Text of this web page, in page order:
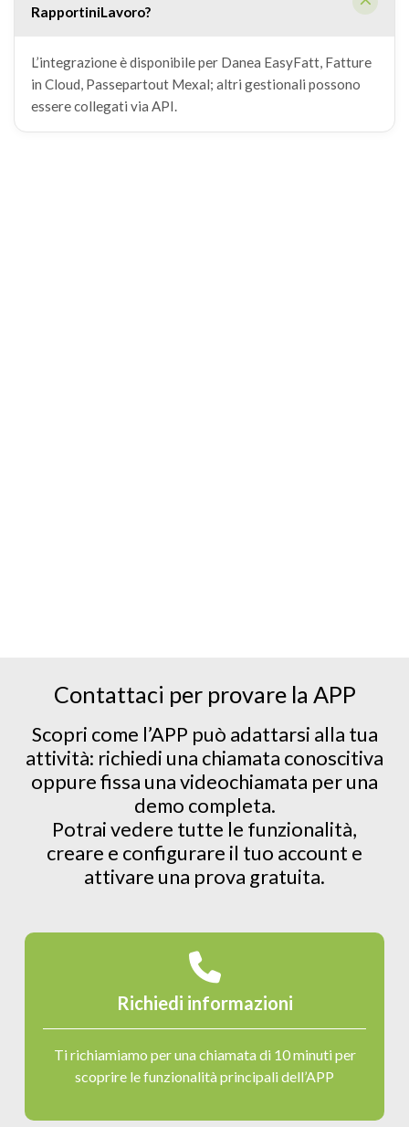
RapportiniLavoro?
L’integrazione è disponibile per Danea EasyFatt, Fatture
in Cloud, Passepartout Mexal; altri gestionali possono
essere collegati via API.
Contattaci per provare la APP
Scopri come l’APP può adattarsi alla tua
attività: richiedi una chiamata conoscitiva
oppure fissa una videochiamata per una
demo completa.
Potrai vedere tutte le funzionalità,
creare e configurare il tuo account e
attivare una prova gratuita.
Richiedi informazioni
Ti richiamiamo per una chiamata di 10 minuti per
scoprire le funzionalità principali dell’APP